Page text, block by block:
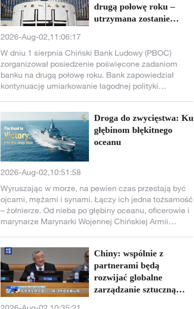
trzymałem pociski przez całe życie. Nie chcę, aby to
był koniec mojej kariery wojskowej, chcę
kontynuować służbę.
drugą połowę roku –
utrzymana zostanie
2026-Aug-02,11:06:17
W dniu 1 sierpnia Chiński Bank Ludowy (PBOC)
zorganizował posiedzenie poświęcone zadaniom
banku na drugą połowę roku. Bank zapowiedział
kontynuację umiarkowanie łagodnej polityki
efektywności usług finansowych dla gospodarki
realnej. Wśród priorytetów znalazły się również
przyspieszenie rozwoju rynków finansowych,
ograniczanie ryzyka w kluczowych sektorach,
pogłębianie reform i otwarcia sektora finansowego,
aktywny udział w reformie globalnego systemu
finansowego oraz dalsza poprawa jakości
zarządzania i usług finansowych, aby stworzyć
korzystne warunki dla wysokiej jakości rozwoju
chińskiej gospodarki.
Droga do zwycięstwa: Ku
głębinom błękitnego
oceanu
2026-Aug-02,10:51:58
Wyruszając w morze, na pewien czas przestają być
ojcami, mężami i synami. Łączy ich jedna tożsamość
– żołnierze. Od nieba po głębiny oceanu, oficerowie i
marynarze Marynarki Wojennej Chińskiej Armii
Chiny: wspólnie z
partnerami będą
rozwijać globalne
zarządzanie sztuczną